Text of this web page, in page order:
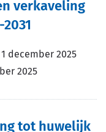
verkaveling
december 2025
2025
tot huwelijk